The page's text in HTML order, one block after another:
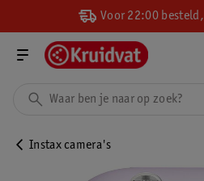
Voor 22:00
Instax camera's